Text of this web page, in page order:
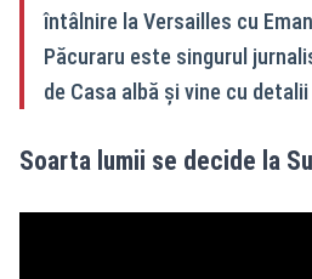
întâlnire la Versailles cu
Păcuraru este singurul
de Casa albă și vine cu
Soarta lumii se decide la